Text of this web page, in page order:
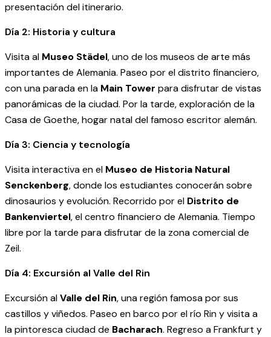
presentación del itinerario.
Día 2: Historia y cultura
Visita al Museo Städel, uno de los museos de arte más
importantes de Alemania. Paseo por el distrito financiero,
con una parada en la Main Tower para disfrutar de vistas
panorámicas de la ciudad. Por la tarde, exploración de la
Casa de Goethe, hogar natal del famoso escritor alemán.
Día 3: Ciencia y tecnología
Visita interactiva en el Museo de Historia Natural
Senckenberg, donde los estudiantes conocerán sobre
dinosaurios y evolución. Recorrido por el Distrito de
Bankenviertel, el centro financiero de Alemania. Tiempo
libre por la tarde para disfrutar de la zona comercial de
Zeil.
Día 4: Excursión al Valle del Rin
Excursión alValle del Rin, una región famosa por sus
castillos y viñedos. Paseo en barco por el río Rin y visita a
la pintoresca ciudad de Bacharach. Regreso a Frankfurt y